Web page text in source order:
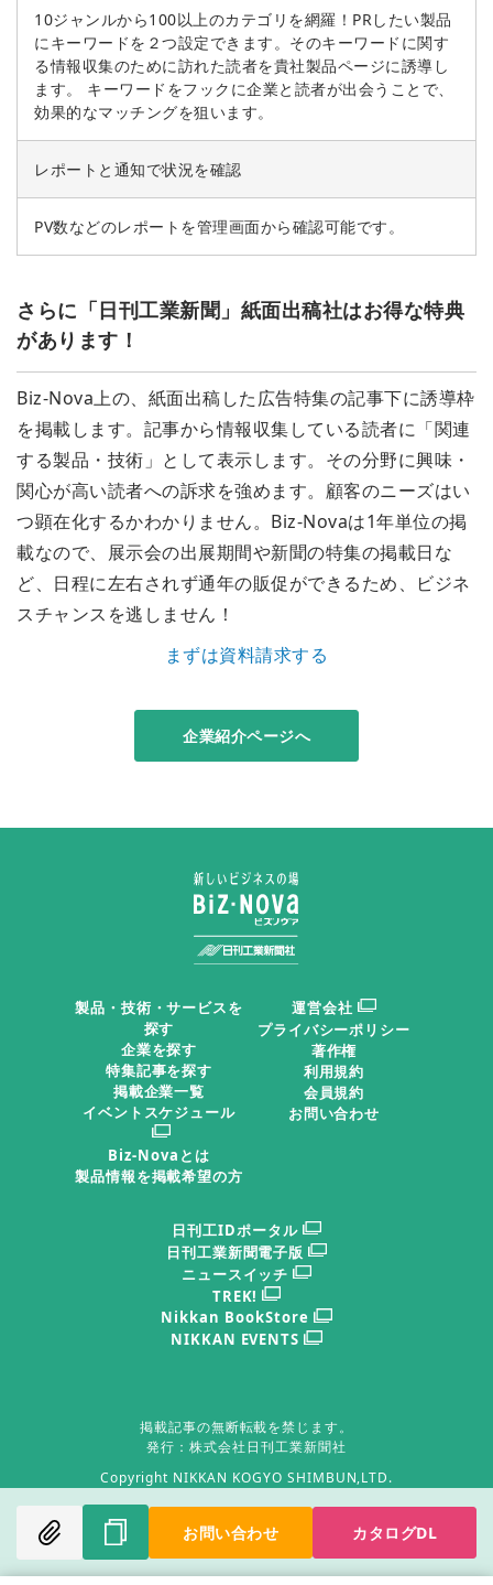
お問い合わせ カタログDL
10ジャンルから100以上のカテゴリを網羅！PRしたい製品
にキーワードを２つ設定できます。そのキーワードに関す
る情報収集のために訪れた読者を貴社製品ページに誘導し
ます。 キーワードをフックに企業と読者が出会うことで、
効果的なマッチングを狙います。
レポートと通知で状況を確認
PV数などのレポートを管理画面から確認可能です。
さらに「日刊工業新聞」紙面出稿社はお得な特典
があります！
Biz-Nova上の、紙面出稿した広告特集の記事下に誘導枠
を掲載します。記事から情報収集している読者に「関連
する製品・技術」として表示します。その分野に興味・
関心が高い読者への訴求を強めます。顧客のニーズはい
つ顕在化するかわかりません。Biz-Novaは1年単位の掲
載なので、展示会の出展期間や新聞の特集の掲載日な
ど、日程に左右されず通年の販促ができるため、ビジネ
スチャンスを逃しません！
まずは資料請求する
企業紹介ページへ
製品・技術・サービスを
探す
企業を探す
特集記事を探す
掲載企業一覧
イベントスケジュール
Biz-Novaとは
製品情報を掲載希望の方
運営会社
プライバシーポリシー
著作権
利用規約
会員規約
お問い合わせ
日刊工IDポータル
日刊工業新聞電子版
ニュースイッチ
TREK!
Nikkan BookStore
NIKKAN EVENTS
掲載記事の無断転載を禁じます。
発行：株式会社日刊工業新聞社
Copyright NIKKAN KOGYO SHIMBUN,LTD.